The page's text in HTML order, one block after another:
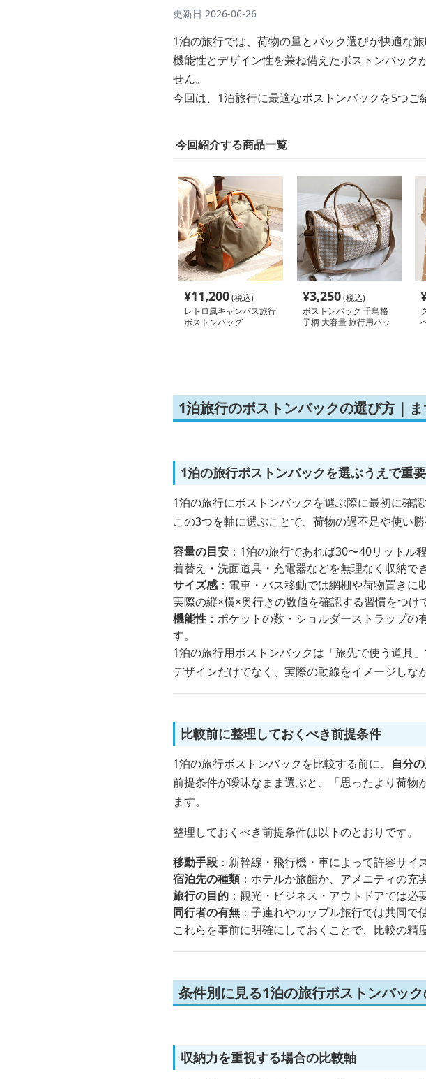
更新日 2026-06-26
1泊の旅行では、荷物の量とバック選びが快適な旅
機能性とデザイン性を兼ね備えたボストンバック
せん。
今回は、1泊旅行に最適なボストンバックを5つご
今回紹介する商品一覧
¥11,200(税込)
レトロ風キャンバス旅行
ボストンバッグ
¥3,250(税込)
ボストンバッグ 千鳥格
子柄 大容量 旅行用バッ
1泊旅行のボストンバックの選び方｜
1泊の旅行ボストンバックを選ぶうえで重
1泊の旅行にボストンバックを選ぶ際に最初に確認
この3つを軸に選ぶことで、荷物の過不足や使い
容量の目安 ：1泊の旅行であれば30〜40リットル
着替え・洗面道具・充電器などを無理なく収納で
サイズ感：電車・バス移動では網棚や荷物置きに
実際の縦×横×奥行きの数値を確認する習慣をつけ
機能性 ：ポケットの数・ショルダーストラップ
す。
1泊の旅行用ボストンバックは「旅先で使う道具」
デザインだけでなく、実際の動線をイメージしな
比較前に整理しておくべき前提条件
1泊の旅行ボストンバックを比較する前に、 自分
前提条件が曖昧なまま選ぶと、「思ったより荷物
ます。
整理しておくべき前提条件は以下のとおりです。
移動手段 ：新幹線・飛行機・車によって許容サイ
宿泊先の種類：ホテルか旅館か、アメニティの充
旅行の目的 ：観光・ビジネス・アウトドアでは必
同行者の有無 ：子連れやカップル旅行では共同
これらを事前に明確にしておくことで、比較の精
条件別に見る1泊の旅行ボストンバッ
収納力を重視する場合の比較軸